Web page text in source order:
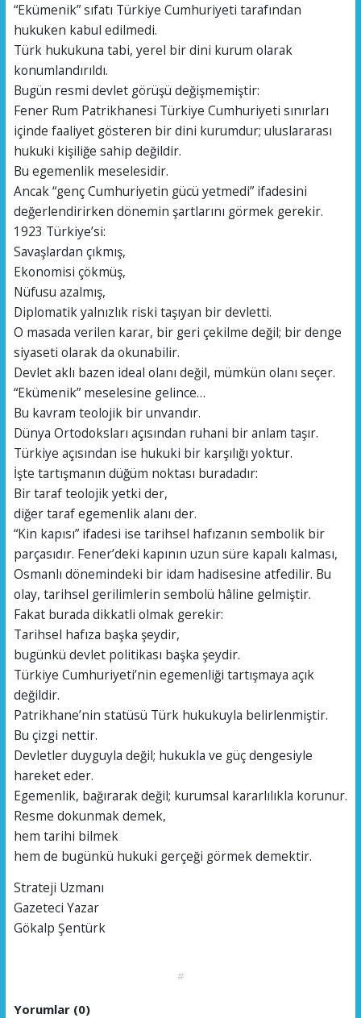
“Ekümenik” sıfatı Türkiye Cumhuriyeti tarafından
hukuken kabul edilmedi.
Türk hukukuna tabi, yerel bir dini kurum olarak
konumlandırıldı.
Bugün resmi devlet görüşü değişmemiştir:
Fener Rum Patrikhanesi Türkiye Cumhuriyeti sınırları
içinde faaliyet gösteren bir dini kurumdur; uluslararası
hukuki kişiliğe sahip değildir.
Bu egemenlik meselesidir.
Ancak “genç Cumhuriyetin gücü yetmedi” ifadesini
değerlendirirken dönemin şartlarını görmek gerekir.
1923 Türkiye’si:
Savaşlardan çıkmış,
Ekonomisi çökmüş,
Nüfusu azalmış,
Diplomatik yalnızlık riski taşıyan bir devletti.
O masada verilen karar, bir geri çekilme değil; bir denge
siyaseti olarak da okunabilir.
Devlet aklı bazen ideal olanı değil, mümkün olanı seçer.
“Ekümenik” meselesine gelince…
Bu kavram teolojik bir unvandır.
Dünya Ortodoksları açısından ruhani bir anlam taşır.
Türkiye açısından ise hukuki bir karşılığı yoktur.
İşte tartışmanın düğüm noktası buradadır:
Bir taraf teolojik yetki der,
diğer taraf egemenlik alanı der.
“Kin kapısı” ifadesi ise tarihsel hafızanın sembolik bir
parçasıdır. Fener’deki kapının uzun süre kapalı kalması,
Osmanlı dönemindeki bir idam hadisesine atfedilir. Bu
olay, tarihsel gerilimlerin sembolü hâline gelmiştir.
Fakat burada dikkatli olmak gerekir:
Tarihsel hafıza başka şeydir,
bugünkü devlet politikası başka şeydir.
Türkiye Cumhuriyeti’nin egemenliği tartışmaya açık
değildir.
Patrikhane’nin statüsü Türk hukukuyla belirlenmiştir.
Bu çizgi nettir.
Devletler duyguyla değil; hukukla ve güç dengesiyle
hareket eder.
Egemenlik, bağırarak değil; kurumsal kararlılıkla korunur.
Resme dokunmak demek,
hem tarihi bilmek
hem de bugünkü hukuki gerçeği görmek demektir.
Strateji Uzmanı
Gazeteci Yazar
Gökalp Şentürk
#
Yorumlar (0)